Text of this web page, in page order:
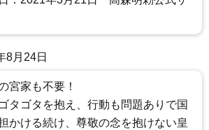
8月24日
宮家も不要！
タゴタを抱え、行動も問題ありで国
かける続け、尊敬の念を抱けない皇